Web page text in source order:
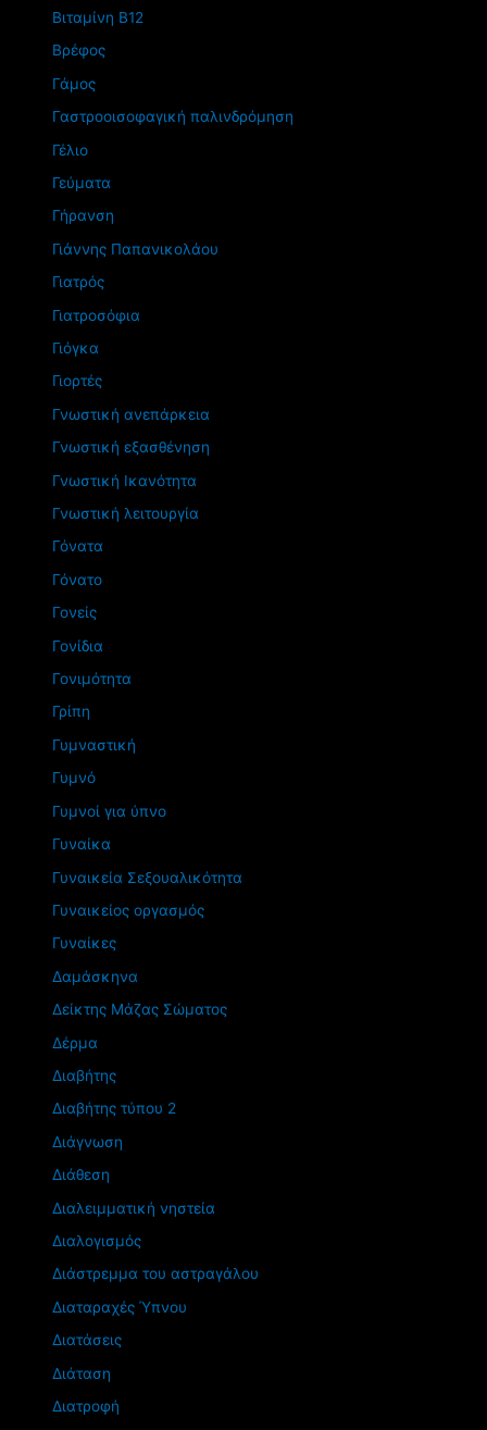
Βιταμίνη Β12
Βρέφος
Γάμος
Γαστροοισοφαγική παλινδρόμηση
Γέλιο
Γεύματα
Γήρανση
Γιάννης Παπανικολάου
Γιατρός
Γιατροσόφια
Γιόγκα
Γιορτές
Γνωστική ανεπάρκεια
Γνωστική εξασθένηση
Γνωστική Ικανότητα
Γνωστική λειτουργία
Γόνατα
Γόνατο
Γονείς
Γονίδια
Γονιμότητα
Γρίπη
Γυμναστική
Γυμνό
Γυμνοί για ύπνο
Γυναίκα
Γυναικεία Σεξουαλικότητα
Γυναικείος οργασμός
Γυναίκες
Δαμάσκηνα
Δείκτης Μάζας Σώματος
Δέρμα
Διαβήτης
Διαβήτης τύπου 2
Διάγνωση
Διάθεση
Διαλειμματική νηστεία
Διαλογισμός
Διάστρεμμα του αστραγάλου
Διαταραχές Ύπνου
Διατάσεις
Διάταση
Διατροφή